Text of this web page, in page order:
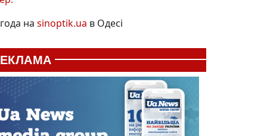
на sinoptik.ua в Одесі